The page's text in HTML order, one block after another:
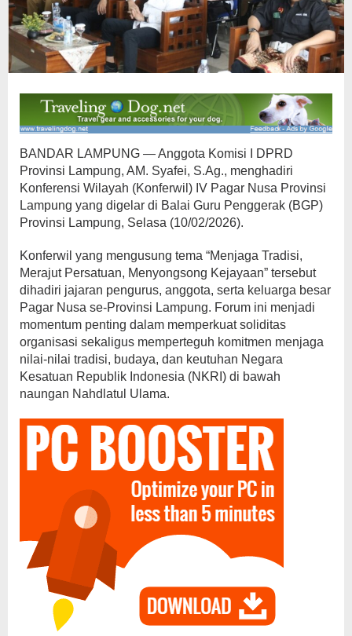
BANDAR LAMPUNG — Anggota Komisi I DPRD
Provinsi Lampung, AM. Syafei, S.Ag., menghadiri
Konferensi Wilayah (Konferwil) IV Pagar Nusa Provinsi
Lampung yang digelar di Balai Guru Penggerak (BGP)
Provinsi Lampung, Selasa (10/02/2026).
Konferwil yang mengusung tema “Menjaga Tradisi,
Merajut Persatuan, Menyongsong Kejayaan” tersebut
dihadiri jajaran pengurus, anggota, serta keluarga besar
Pagar Nusa se-Provinsi Lampung. Forum ini menjadi
momentum penting dalam memperkuat soliditas
organisasi sekaligus memperteguh komitmen menjaga
nilai-nilai tradisi, budaya, dan keutuhan Negara
Kesatuan Republik Indonesia (NKRI) di bawah
naungan Nahdlatul Ulama.